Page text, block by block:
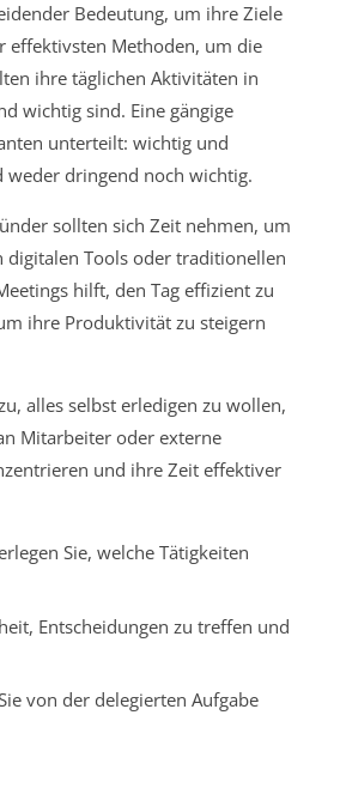
Bedeutung, um ihre Ziele
effektivsten Methoden, um die
ihre täglichen Aktivitäten in
wichtig sind. Eine gängige
unterteilt: wichtig und
dringend noch wichtig.
sollten sich Zeit nehmen, um
digitalen Tools oder traditionellen
hilft, den Tag effizient zu
ihre Produktivität zu steigern
alles selbst erledigen zu wollen,
Mitarbeiter oder externe
und ihre Zeit effektiver
Sie, welche Tätigkeiten
Entscheidungen zu treffen und
von der delegierten Aufgabe